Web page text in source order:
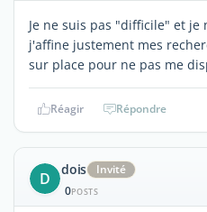
Je ne suis pas "difficile" et
j'affine justement mes
sur place pour ne pas me
Réagir Répondre
D dois
Invité
0POSTS